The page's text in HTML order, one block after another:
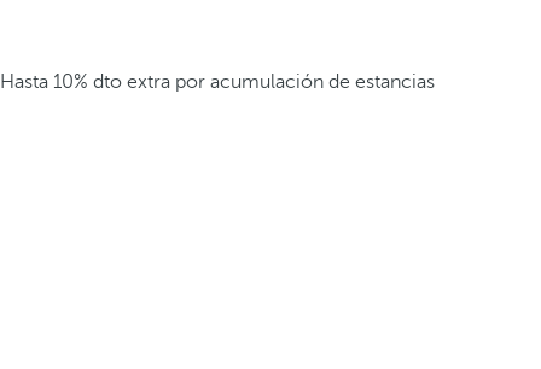
Hasta 10% dto extra por acumulación de estancias